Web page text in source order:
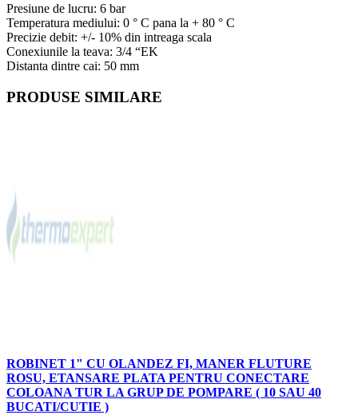
Presiune de lucru: 6 bar
Temperatura mediului: 0 ° C pana la + 80 ° C
Precizie debit: +/- 10% din intreaga scala
Conexiunile la teava: 3/4 “EK
Distanta dintre cai: 50 mm
PRODUSE SIMILARE
ROBINET 1" CU OLANDEZ FI, MANER FLUTURE
ROSU, ETANSARE PLATA PENTRU CONECTARE
COLOANA TUR LA GRUP DE POMPARE ( 10 SAU 40
BUCATI/CUTIE )